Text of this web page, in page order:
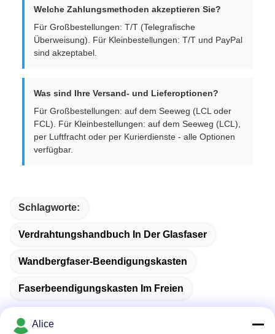
Welche Zahlungsmethoden akzeptieren Sie?
Für Großbestellungen: T/T (Telegrafische
Überweisung). Für Kleinbestellungen: T/T und PayPal
sind akzeptabel.
Was sind Ihre Versand- und Lieferoptionen?
Für Großbestellungen: auf dem Seeweg (LCL oder
FCL). Für Kleinbestellungen: auf dem Seeweg (LCL),
per Luftfracht oder per Kurierdienste - alle Optionen
verfügbar.
Schlagworte:
Verdrahtungshandbuch In Der Glasfaser
Wandbergfaser-Beendigungskasten
Faserbeendigungskasten Im Freien
Alice